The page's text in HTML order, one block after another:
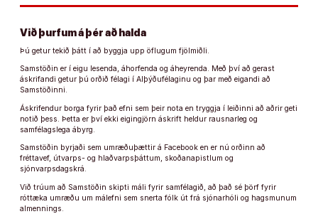
Við þurfum á þér að halda
Þú getur tekið þátt í að byggja upp öflugum fjölmiðli.
Samstöðin er í eigu lesenda, áhorfenda og áheyrenda. Með því að gerast
áskrifandi getur þú orðið félagi í Alþýðufélaginu og þar með eigandi að
Samstöðinni.
Áskrifendur borga fyrir það efni sem þeir nota en tryggja í leiðinni að aðrir geti
notið þess. Þetta er því ekki eigingjörn áskrift heldur rausnarleg og
samfélagslega ábyrg.
Samstöðin byrjaði sem umræðuþættir á Facebook en er nú orðinn að
fréttavef, útvarps- og hlaðvarpsþáttum, skoðanapistlum og
sjónvarpsdagskrá.
Við trúum að Samstöðin skipti máli fyrir samfélagið, að það sé þörf fyrir
róttæka umræðu um málefni sem snerta fólk út frá sjónarhóli og hagsmunum
almennings.